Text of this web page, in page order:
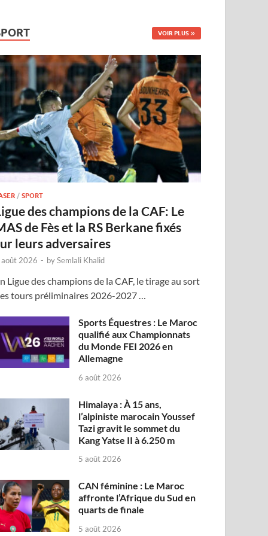
VOIR PLUS
/SPORT
des champions de la CAF: Le
de Fès et la RS Berkane fixés
leurs adversaires
2026 - bySemlali Khalid
Ligue des champions de la CAF, le tirage au sort
tours préliminaires 2026-2027 …
Sports Équestres : Le Maroc
qualifié aux Championnats
du Monde FEI 2026 en
Allemagne
6 août 2026
Himalaya : À 15 ans,
l’alpiniste marocain Youssef
Tazi gravit le sommet du
Kang Yatse II à 6.250 m
5 août 2026
CAN féminine : Le Maroc
affronte l’Afrique du Sud en
quarts de finale
5 août 2026